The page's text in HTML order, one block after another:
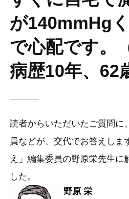
が140mmHg
で心配です。
病歴10年、62
読者からいただいたご質問に
員などが、交代でお答えしま
え」編集委員の野原栄先生に
した。
野原 栄